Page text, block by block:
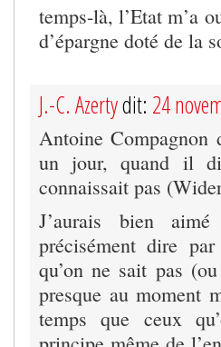
temps-là, l’Etat m’a
d’épargne doté de la
J.-C. Azertydit: 24
Antoine Compagnon
un jour, quand il
connaissait pas
J’aurais bien
précisément dire
qu’on ne sait pas
presque au moment
temps que ceux